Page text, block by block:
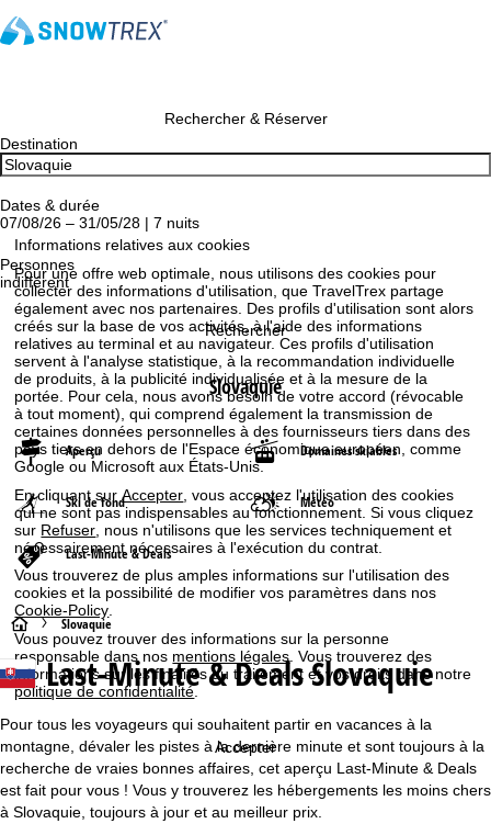
Informations relatives aux cookies
Pour une offre web optimale, nous utilisons des cookies pour
collecter des informations d'utilisation, que TravelTrex partage
également avec nos partenaires. Des profils d'utilisation sont alors
créés sur la base de vos activités, à l'aide des informations
relatives au terminal et au navigateur. Ces profils d'utilisation
servent à l'analyse statistique, à la recommandation individuelle
de produits, à la publicité individualisée et à la mesure de la
portée. Pour cela, nous avons besoin de votre accord (révocable
à tout moment), qui comprend également la transmission de
certaines données personnelles à des fournisseurs tiers dans des
pays tiers en dehors de l'Espace économique européen, comme
Google ou Microsoft aux États-Unis.
En cliquant surAccepter , vous acceptez l'utilisation des cookies
qui ne sont pas indispensables au fonctionnement. Si vous cliquez
sur Refuser , nous n'utilisons que les services techniquement et
nécessairement nécessaires à l'exécution du contrat.
Vous trouverez de plus amples informations sur l'utilisation des
cookies et la possibilité de modifier vos paramètres dans nos
Cookie-Policy
Vous pouvez trouver des informations sur la personne
responsable dans nos mentions légales . Vous trouverez des
informations sur les finalités du traitement et vos droits dans notre
politique de confidentialité.
Accepter
Rechercher & Réserver
Destination
Dates & durée
07/08/26 – 31/05/28 | 7 nuits
Personnes
indifférent
Rechercher
Slovaquie
Aperçu Domaines skiables
Ski de fond Météo
Last-Minute & Deals
P
a
e
Slovaquie
Last-Minute & Deals Slovaquie
Pour tous les voyageurs qui souhaitent partir en vacances à la
montagne, dévaler les pistes à la dernière minute et sont toujours à la
recherche de vraies bonnes affaires, cet aperçu Last-Minute & Deals
est fait pour vous ! Vous y trouverez les hébergements les moins chers
à Slovaquie, toujours à jour et au meilleur prix.